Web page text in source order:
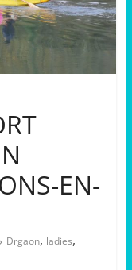
EN-
Drgaon, ladies,